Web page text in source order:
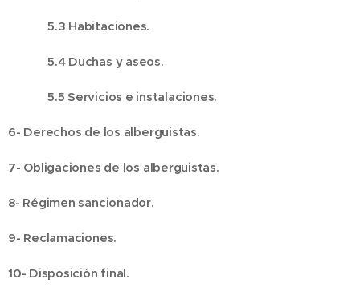
5.3 Habitaciones.
5.4 Duchas y aseos.
5.5 Servicios e instalaciones.
6- Derechos de los alberguistas.
7- Obligaciones de los alberguistas.
8- Régimen sancionador.
9- Reclamaciones.
10- Disposición final.